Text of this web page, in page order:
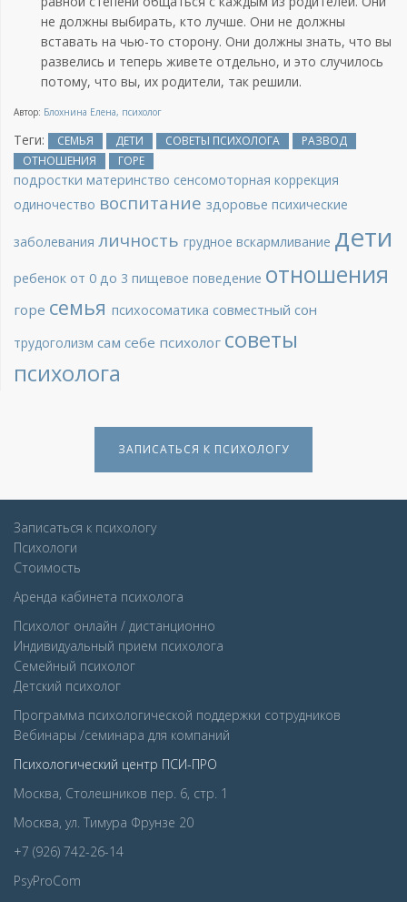
не должны выбирать, кто лучше. Они не должны
вставать на чью-то сторону. Они должны знать, что вы
развелись и теперь живете отдельно, и это случилось
потому, что вы, их родители, так решили.
Автор: Блохнина Елена, психолог
Теги: СЕМЬЯ ДЕТИ СОВЕТЫ ПСИХОЛОГА
РАЗВОД
ОТНОШЕНИЯ
ГОРЕ
подростки материнство сенсомоторная коррекция
одиночество воспитание здоровье психические
заболевания личность грудное вскармливание дети
ребенок от 0 до 3 пищевое поведение отношения
горе семья психосоматика совместный сон
трудоголизм сам себе психолог советы
психолога
ЗАПИСАТЬСЯ К ПСИХОЛОГУ
Записаться к психологу
Психологи
Стоимость
Аренда кабинета психолога
Психолог онлайн / дистанционно
Индивидуальный прием психолога
Семейный психолог
Детcкий психолог
Программа психологической поддержки сотрудников
Вебинары /семинара для компаний
Психологический центр ПСИ-ПРО
Москва, Столешников пер. 6, стр. 1
Москва, ул. Тимура Фрунзе 20
+7 (926) 742-26-14
PsyProCom